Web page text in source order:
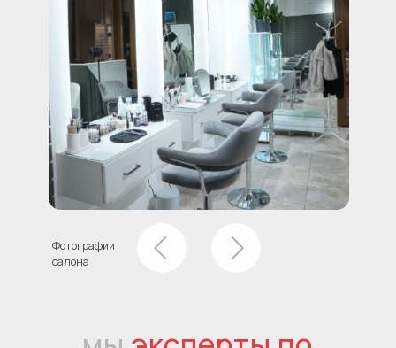
vkontakte
instagram
telegram
whatsapp
Политика конфиденциальности